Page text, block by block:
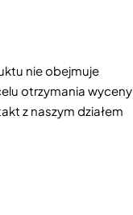
nie obejmuje
otrzymania wyceny
z naszym działem